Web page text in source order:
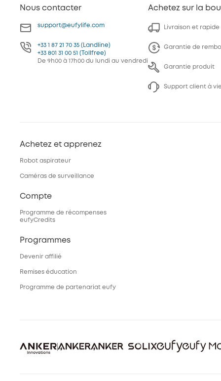
Nous contacter
support@eufylife.com
+33 1 87 21 70 35 (Landline)
+33 801 31 00 51 (Tollfree)
De 9h00 à 17h00 du lundi au vendredi
Achetez sur la
Livraison et rapide
Garantie de
Garantie produit
Support client à
Achetez et apprenez
Robot aspirateur
Caméras de surveillance
Compte
Programme de récompenses
eufyCredits
Programmes
Devenir affilié
Remises éducation
Programme de partenariat eufy